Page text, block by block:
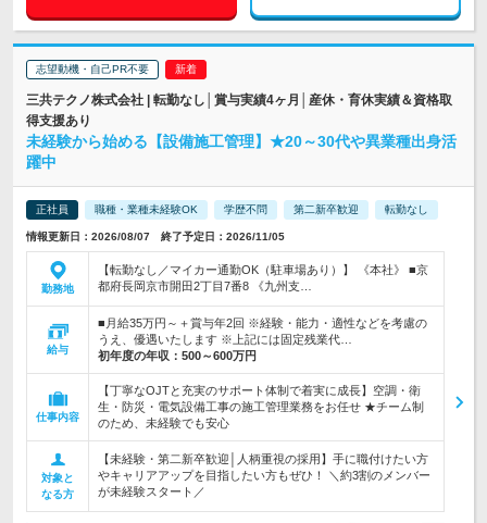
志望動機・自己PR不要
三共テクノ株式会社 | 転勤なし│賞与実績4ヶ月│産休・育休実績＆資格取
得支援あり
未経験から始める【設備施工管理】★20～30代や異業種出身活
躍中
正社員 職種・業種未経験OK 学歴不問 第二新卒歓迎 転勤なし
情報更新日：2026/08/07 終了予定日：2026/11/05
勤務地
【転勤なし／マイカー通勤OK（駐車場あり）】 《本社》 ■京
都府長岡京市開田2丁目7番8 《九州支…
給与
■月給35万円～＋賞与年2回 ※経験・能力・適性などを考慮の
うえ、優遇いたします ※上記には固定残業代…
初年度の年収： 500～600万円
仕事内容
【丁寧なOJTと充実のサポート体制で着実に成長】空調・衛
生・防災・電気設備工事の施工管理業務をお任せ ★チーム制
のため、未経験でも安心
対象と
なる方
【未経験・第二新卒歓迎│人柄重視の採用】手に職付けたい方
やキャリアアップを目指したい方もぜひ！ ＼約3割のメンバー
が未経験スタート／